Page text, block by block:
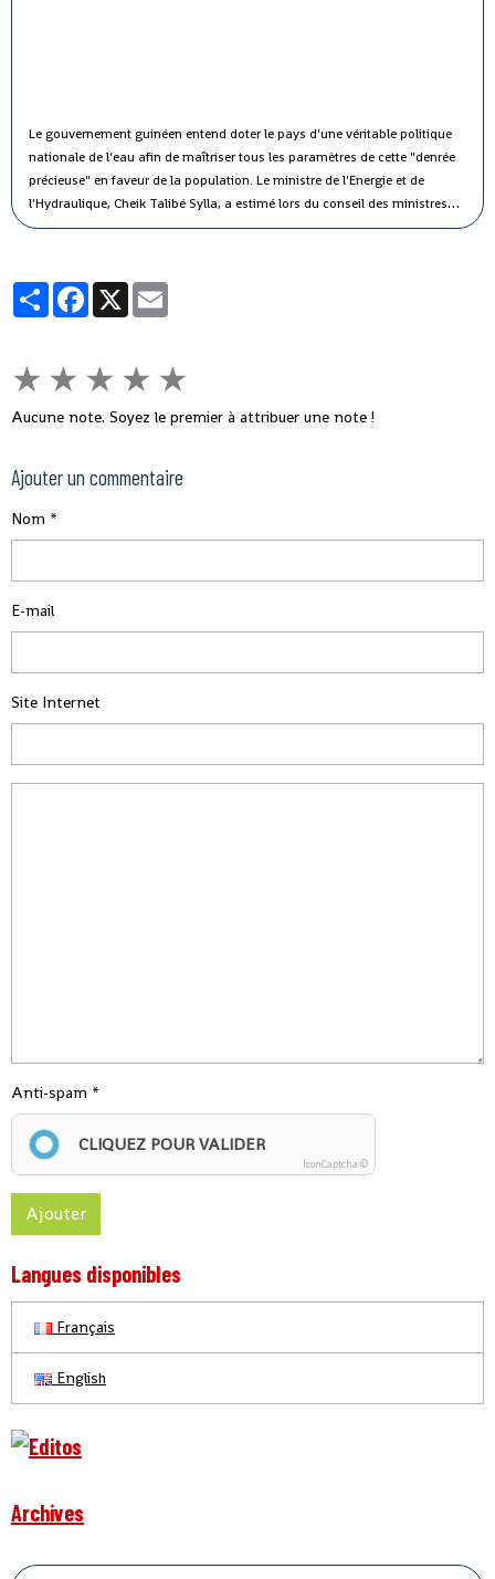
Le gouvernement guinéen entend doter le pays d'une véritable politique
nationale de l'eau afin de maîtriser tous les paramètres de cette "denrée
précieuse" en faveur de la population. Le ministre de l'Energie et de
l'Hydraulique, Cheik Talibé Sylla, a estimé lors du conseil des ministres
jeudi que le "potentiel des ressources en eau du pays est estimé à 226
PartagerFacebook
X
★ ★ ★ ★ ★
Aucune note. Soyez le premier à attribuer une note !
Ajouter un commentaire
Nom
E-mail
Site Internet
Anti-spam
CLIQUEZ POUR VALIDER
IconCaptcha ©
Ajouter
Langues disponibles
Français
English
Archives